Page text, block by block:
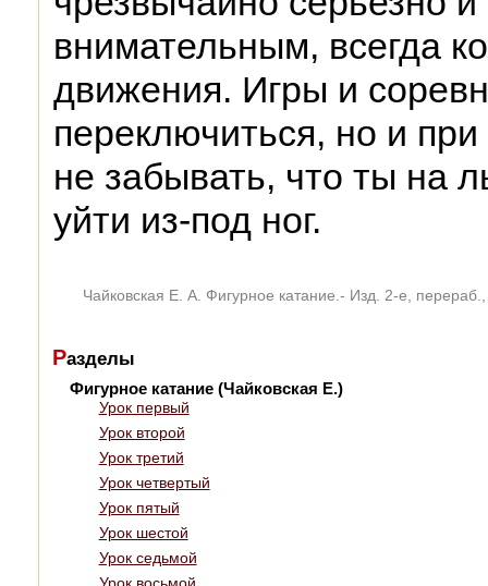
внимательным, всегда
движения. Игры и
переключиться, но и
не забывать, что ты на
уйти из-под ног.
Чайковская Е. А. Фигурное катание.- Изд. 2-е,
Разделы
Фигурное катание (Чайковская Е.)
Урок первый
Урок второй
Урок третий
Урок четвертый
Урок пятый
Урок шестой
Урок седьмой
Урок восьмой